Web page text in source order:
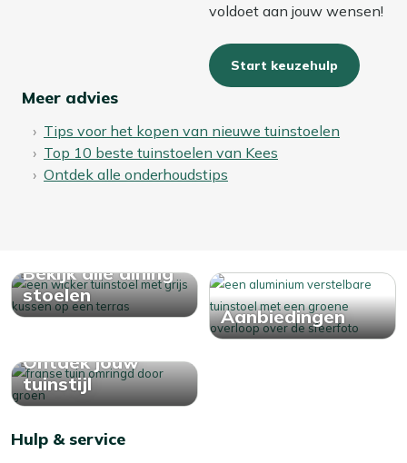
voldoet aan jouw wensen!
Start keuzehulp
Meer advies
Tips voor het kopen van nieuwe tuinstoelen
Top 10 beste tuinstoelen van Kees
Ontdek alle onderhoudstips
Bekijk alle dining
stoelen
Aanbiedingen
Ontdek jouw
tuinstijl
Hulp & service